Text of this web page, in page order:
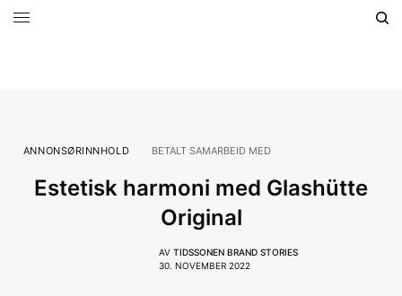
ANNONSØRINNHOLD BETALT SAMARBEID MED
Estetisk harmoni med Glashütte
Original
AV TIDSSONEN BRAND STORIES
30. NOVEMBER 2022